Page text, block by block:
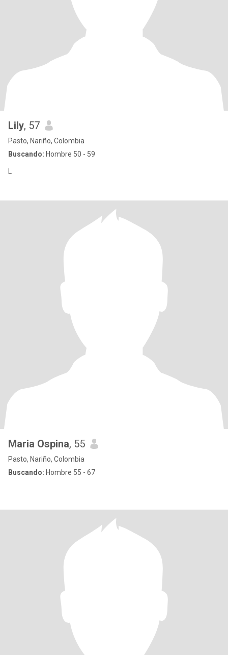
Lily, 57
Pasto, Nariño, Colombia
Buscando: Hombre 50 - 59
Maria Ospina, 55
Pasto, Nariño, Colombia
Buscando: Hombre 55 - 67